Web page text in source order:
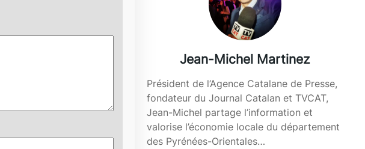
Jean-Michel Martinez
Président de l’Agence Catalane de Presse,
fondateur du Journal Catalan et TVCAT,
Jean-Michel partage l’information et
valorise l’économie locale du département
des Pyrénées-Orientales…